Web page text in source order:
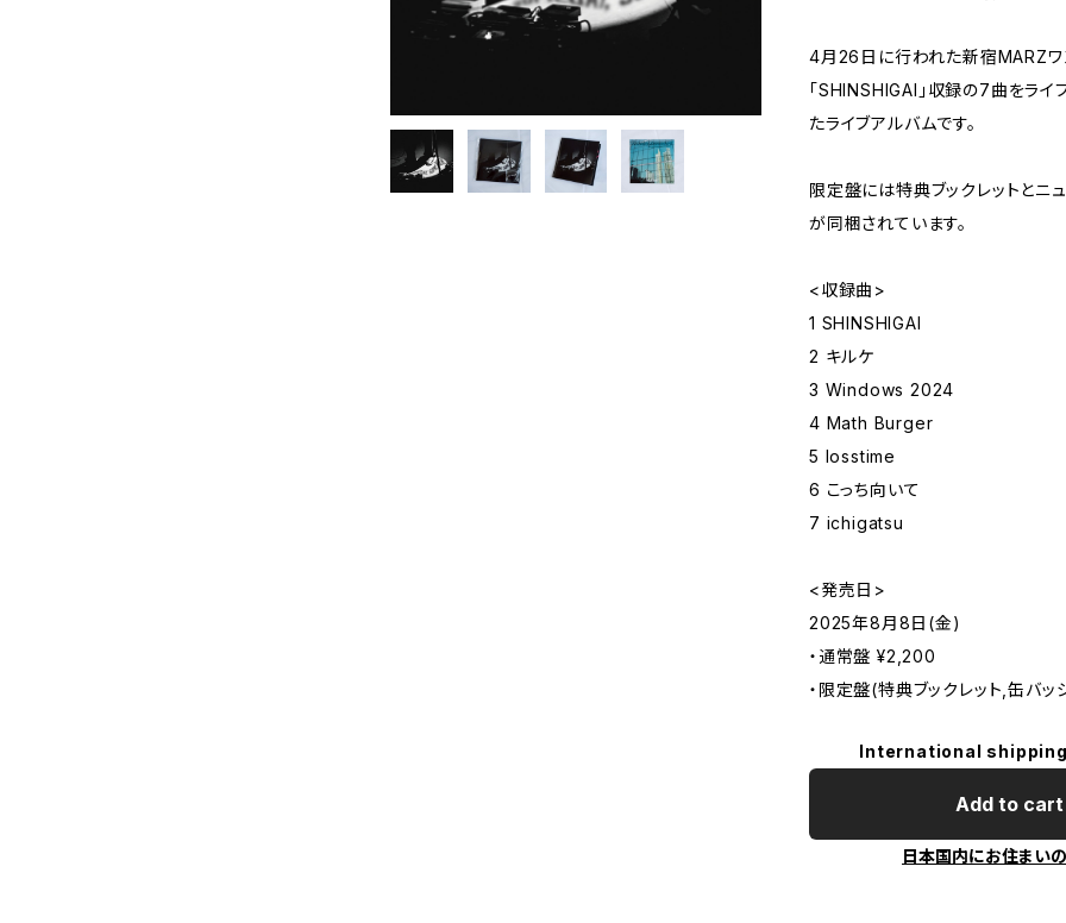
4月26日に行われた新宿MARZワ
「SHINSHIGAI」収録の7曲をライ
たライブアルバムです。
限定盤には特典ブックレットとニ
が同梱されています。
<収録曲>
1 SHINSHIGAI
2 キルケ
3 Windows 2024
4 Math Burger
5 losstime
6 こっち向いて
7 ichigatsu
<発売日>
2025年8月8日(金)
・通常盤 ¥2,200
・限定盤(特典ブックレット,缶バ
International
Add to cart
日本国内にお住まい